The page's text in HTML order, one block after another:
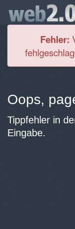
Fehler:
Oops,
Tippfehler in
Eingabe.